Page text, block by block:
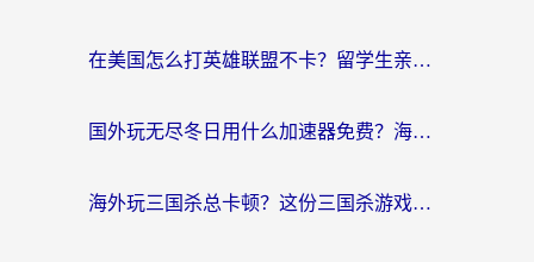
在美国怎么打英雄联盟不卡？留学生亲测的国服游戏加速全攻略
国外玩无尽冬日用什么加速器免费？海外党国服游戏加速避坑指南
海外玩三国杀总卡顿？这份三国杀游戏加速器指南帮你告别延迟烦恼